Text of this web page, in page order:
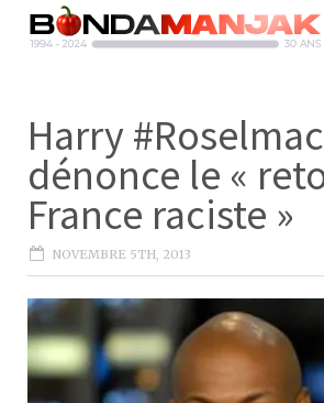
Harry
dénonce le «
France raciste »
NOVEMBRE 5TH, 2013